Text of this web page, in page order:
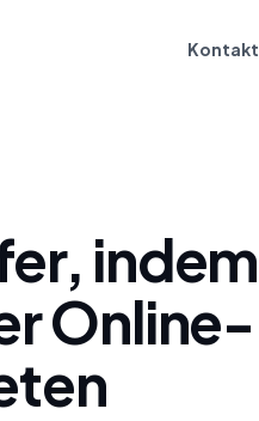
Kontakt
indem
Online-